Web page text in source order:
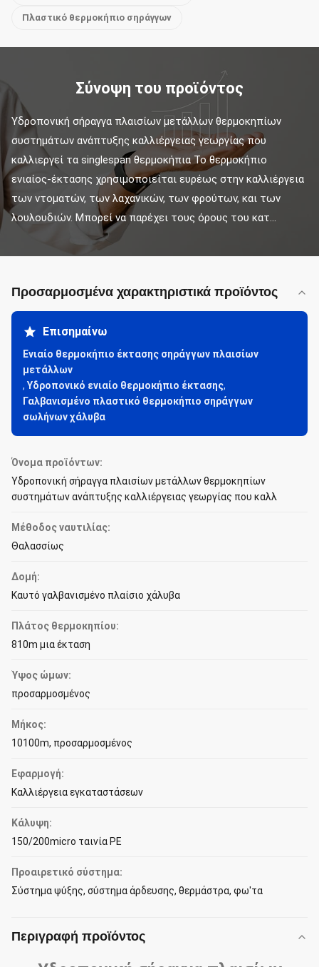
Πλαστικό θερμοκήπιο σηράγγων
Σύνοψη του προϊόντος
Υδροπονική σήραγγα πλαισίων μετάλλων θερμοκηπίων
συστημάτων ανάπτυξης καλλιέργειας γεωργίας που
καλλιεργεί τα singlespan θερμοκήπια Το θερμοκήπιο
ενιαίος-έκτασης χρησιμοποιείται ευρέως στην καλλιέργεια
των ντοματών, των λαχανικών, των φρούτων, και των
λουλουδιών. Μπορεί να παρέχει τους όρους του κατ...
Προσαρμοσμένα χαρακτηριστικά προϊόντος
Επισημαίνω
Ενιαίο θερμοκήπιο έκτασης σηράγγων πλαισίων
μετάλλων
, Υδροπονικό ενιαίο θερμοκήπιο έκτασης,
Γαλβανισμένο πλαστικό θερμοκήπιο σηράγγων
σωλήνων χάλυβα
Όνομα προϊόντων:
Υδροπονική σήραγγα πλαισίων μετάλλων θερμοκηπίων
συστημάτων ανάπτυξης καλλιέργειας γεωργίας που καλλ
Μέθοδος ναυτιλίας:
Θαλασσίως
Δομή:
Καυτό γαλβανισμένο πλαίσιο χάλυβα
Πλάτος θερμοκηπίου:
810m μια έκταση
Ύψος ώμων:
προσαρμοσμένος
Μήκος:
10100m, προσαρμοσμένος
Εφαρμογή:
Καλλιέργεια εγκαταστάσεων
Κάλυψη:
150/200micro ταινία PE
Προαιρετικό σύστημα:
Σύστημα ψύξης, σύστημα άρδευσης, θερμάστρα, φω'τα
Περιγραφή προϊόντος